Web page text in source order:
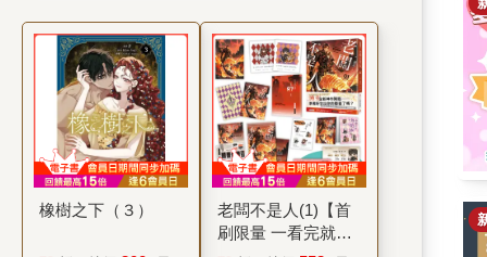
橡樹之下（３）
老闆不是人(1)【首
刷限量 一看完就遞